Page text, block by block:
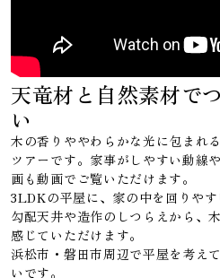
天竜材と自然素材で
い
木の香りややわらかな光に包まれ
ツアーです。家事がしやすい動線
画も動画でご覧いただけます。
3LDKの平屋に、家の中を回りやす
勾配天井や造作のしつらえから、
感じていただけます。
浜松市・磐田市周辺で平屋を考え
いです。